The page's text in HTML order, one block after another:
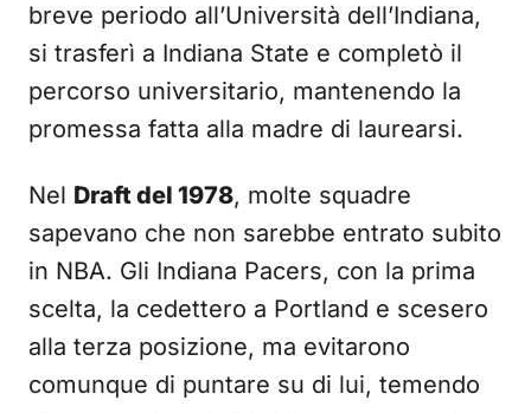
breve periodo all’Università dell’Indiana,
si trasferì a Indiana State e completò il
percorso universitario, mantenendo la
promessa fatta alla madre di laurearsi.
Nel Draft del 1978, molte squadre
sapevano che non sarebbe entrato subito
in NBA. Gli Indiana Pacers, con la prima
scelta, la cedettero a Portland e scesero
alla terza posizione, ma evitarono
comunque di puntare su di lui, temendo